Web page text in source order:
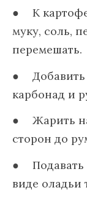
К
муку, соль,
перемешать.
карбонад и
Жарить
сторон до
виде оладьи